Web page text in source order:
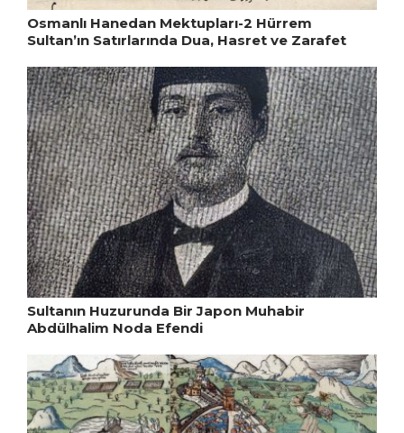
Osmanlı Hanedan Mektupları-2 Hürrem
Sultan’ın Satırlarında Dua, Hasret ve Zarafet
Sultanın Huzurunda Bir Japon Muhabir
Abdülhalim Noda Efendi